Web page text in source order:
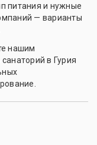
питания и нужные
— варианты
нашим
в Гурия